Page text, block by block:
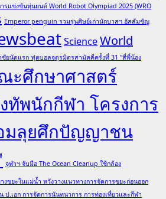
รแข่งขันหุ่นยนต์ World Robot Olympiad 2025 (WRO
Emperor penguin รวมรุ่นศิษย์เก่านักบาสฯ อัสสัมชัญ
ScienceWorld
ชัยนัดแรก ฟุตบอลจตุรมิตรสามัคคีครั้งที่ 31 "สี่พี่น้อง
ะศึกษาศาสตร์
ทัพนักกีฬา โครงการ
มลุยศึกปัญญาชน
จุฬาฯ จับมือ The Ocean Cleanup ใช้กล้อง
ขยะในแม่น้ำ หวังวางแนวทางการจัดการขยะก่อนออก
ป.เอก การจัดการนันทนาการ การท่องเที่ยวและกีฬา